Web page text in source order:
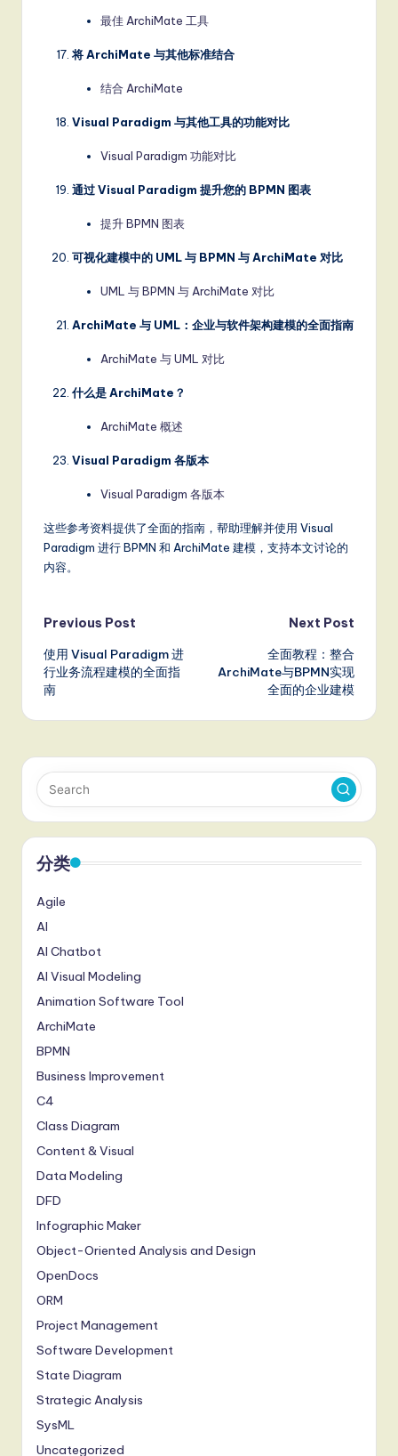
最佳 ArchiMate 工具
将 ArchiMate 与其他标准结合
结合 ArchiMate
Visual Paradigm 与其他工具的功能对比
Visual Paradigm 功能对比
通过 Visual Paradigm 提升您的 BPMN 图表
提升 BPMN 图表
可视化建模中的 UML 与 BPMN 与 ArchiMate 对比
UML 与 BPMN 与 ArchiMate 对比
ArchiMate 与 UML：企业与软件架构建模的全面指南
ArchiMate 与 UML 对比
什么是 ArchiMate？
ArchiMate 概述
Visual Paradigm 各版本
Visual Paradigm 各版本
这些参考资料提供了全面的指南，帮助理解并使用 Visual
Paradigm 进行 BPMN 和 ArchiMate 建模，支持本文讨论的
内容。
Post
navigation
Previous Post
使用 Visual Paradigm 进
行业务流程建模的全面指
南
Next Post
全面教程：整合
ArchiMate与BPMN实现
全面的企业建模
分类
Agile
AI
AI Chatbot
AI Visual Modeling
Animation Software Tool
ArchiMate
BPMN
Business Improvement
C4
Class Diagram
Content & Visual
Data Modeling
DFD
Infographic Maker
Object-Oriented Analysis and Design
OpenDocs
ORM
Project Management
Software Development
State Diagram
Strategic Analysis
SysML
Uncategorized